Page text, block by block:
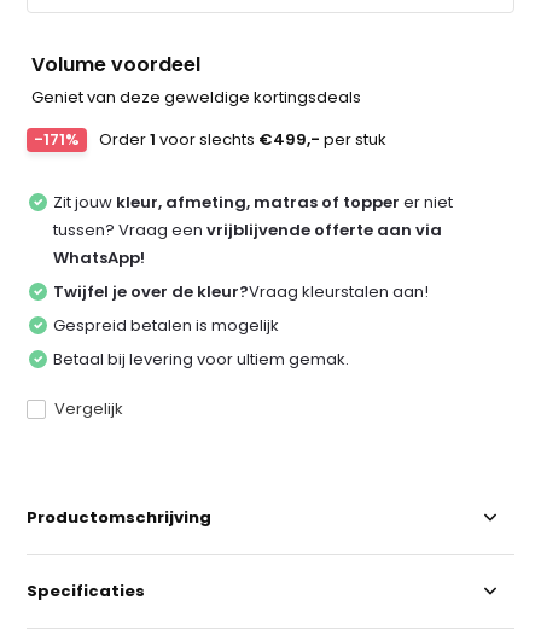
Volume voordeel
Geniet van deze geweldige kortingsdeals
-171%
Order1 voor slechts €499,- per stuk
Zit jouw kleur, afmeting, matras of topper er niet
tussen? Vraag eenvrijblijvende offerte aan via
WhatsApp!
Twijfel je over de kleur?Vraag kleurstalen aan!
Gespreid betalen is mogelijk
Betaal bij levering voor ultiem gemak.
Vergelijk
Productomschrijving
Specificaties